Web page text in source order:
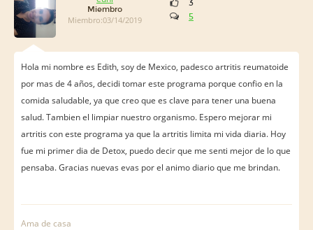
Miembro
Miembro:03/14/2019
3
5
Hola mi nombre es Edith, soy de Mexico, padesco artritis reumatoide
por mas de 4 años, decidi tomar este programa porque confio en la
comida saludable, ya que creo que es clave para tener una buena
salud. Tambien el limpiar nuestro organismo. Espero mejorar mi
artritis con este programa ya que la artritis limita mi vida diaria. Hoy
fue mi primer dia de Detox, puedo decir que me senti mejor de lo que
pensaba. Gracias nuevas evas por el animo diario que me brindan.
Ama de casa